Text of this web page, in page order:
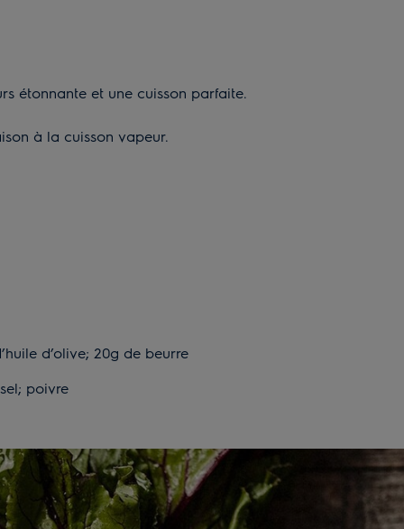
étonnante et une cuisson parfaite.
à la cuisson vapeur.
d’olive; 20g de beurre
poivre